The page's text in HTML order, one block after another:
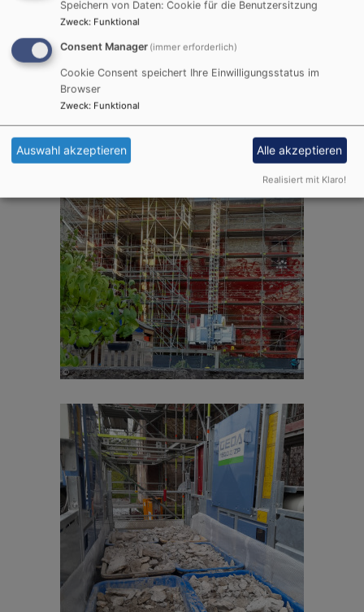
Speichern von Daten: Cookie für die Benutzersitzung
Zweck: Funktional
Consent Manager (immer erforderlich)
Cookie Consent speichert Ihre Einwilligungsstatus im
Browser
Zweck: Funktional
Auswahl akzeptieren Alle akzeptieren
Realisiert mit Klaro!